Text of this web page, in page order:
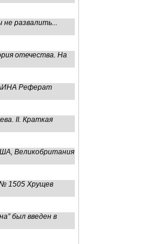
развалить...
отечества. На
Реферат
II. Краткая
Великобритания
№ 1505 Хрущев
был введен в